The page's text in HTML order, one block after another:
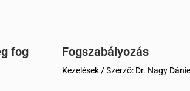
fog
Fogszabályozás
Kezelések/ Szerző: Dr. Nagy